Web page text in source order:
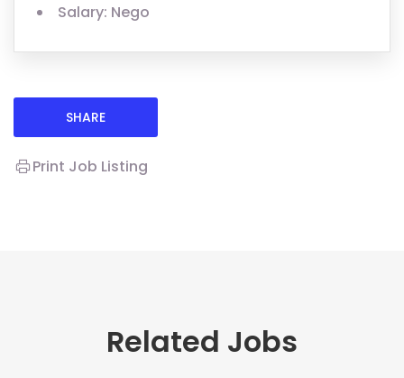
Salary: Nego
SHARE
Print Job Listing
Related Jobs